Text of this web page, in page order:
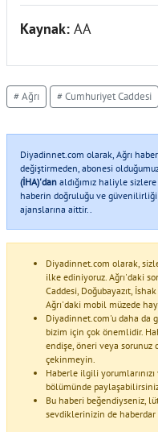
Kaynak: AA
# Ağrı # Cumhuriyet Caddesi
Diyadinnet.com olarak, Ağrı
değiştirmeden, abonesi
(İHA)'dan aldığımız haliyle
haberin doğruluğu ve
ajanslarına aittir..
Diyadinnet.com olarak,
ilke ediniyoruz. Ağrı'daki
Caddesi, Doğubayazıt,
Ağrı'daki mobil müzede
Diyadinnet.com'u daha da
bizim için çok önemlidir.
endişe, öneri veya
çekinmeyin.
Haberle ilgili
bölümünde
Bu haberi beğendiyseniz,
sevdiklerinizin de haberdar